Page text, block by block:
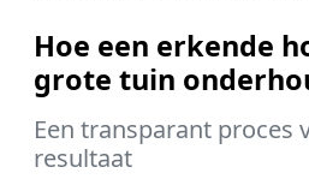
Hoe een erkende
grote tuin
Een transparant proces
resultaat